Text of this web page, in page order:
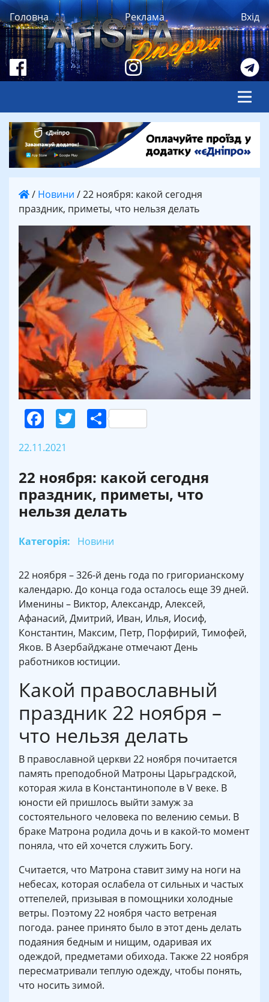
Головна Реклама Вхід
/ Новини /22 ноября: какой сегодня
праздник, приметы, что нельзя делать
Facebook
Twitter
Поділитися
22.11.2021
22 ноября: какой сегодня
праздник, приметы, что
нельзя делать
Категорія: Новини
22 ноября – 326-й день года по григорианскому
календарю. До конца года осталось еще 39 дней.
Именины – Виктор, Александр, Алексей,
Афанасий, Дмитрий, Иван, Илья, Иосиф,
Константин, Максим, Петр, Порфирий, Тимофей,
Яков. В Азербайджане отмечают День
работников юстиции.
Какой православный
праздник 22 ноября –
что нельзя делать
В православной церкви 22 ноября почитается
память преподобной Матроны Царьградской,
которая жила в Константинополе в V веке. В
юности ей пришлось выйти замуж за
состоятельного человека по велению семьи. В
браке Матрона родила дочь и в какой-то момент
поняла, что ей хочется служить Богу.
Считается, что Матрона ставит зиму на ноги на
небесах, которая ослабела от сильных и частых
оттепелей, призывая в помощники холодные
ветры. Поэтому 22 ноября часто ветреная
погода. ранее принято было в этот день делать
подаяния бедным и нищим, одаривая их
одеждой, предметами обихода. Также 22 ноября
пересматривали теплую одежду, чтобы понять,
что носить зимой.